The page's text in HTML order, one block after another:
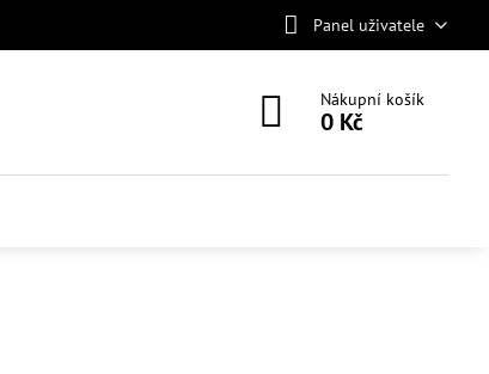
Panel uživatele
Nákupní košík
0 Kč